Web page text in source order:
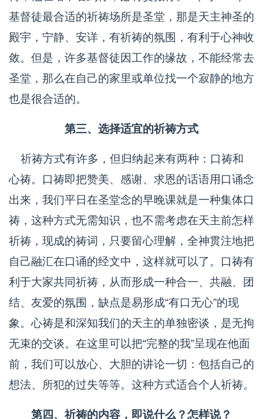
基督徒最合适的祈祷场所是圣堂，那是天主神圣的
殿宇，宁静、安详，有祈祷的氛围，有利于心神收
敛。但是，许多基督徒因工作的缘故，不能经常去
圣堂，那么在自己的家里或单位找一个寂静的地方
也是很合适的。
第三、选择适宜的祈祷方式
祈祷方式有许多，但归纳起来有两种：口祷和
心祷。口祷即把赞美、感谢、求恩的话语用口诵念
出来，我们平日在圣堂念的早晚课就是一种集体口
祷，这种方式无需知识，也不需考虑在天主前怎样
祈祷，现成的祷词，只要留心理解，全神贯注地把
自己融汇在口诵的经文中，这样就可以了。口祷有
利于大家共同祈祷，从而形成一种合一、共融、团
结、友爱的氛围，缺点是易形成“有口无心”的现
象。心祷是和深知我们的天主的单独密谈，是无拘
无束的交谈。在这里可以把“完整的我”呈现在他面
前，我们可以放心、大胆的讲论一切：包括自己的
想法、所犯的过失等等。这种方式适合个人祈祷。
第四、祈祷的内容，即说什么？怎样说？